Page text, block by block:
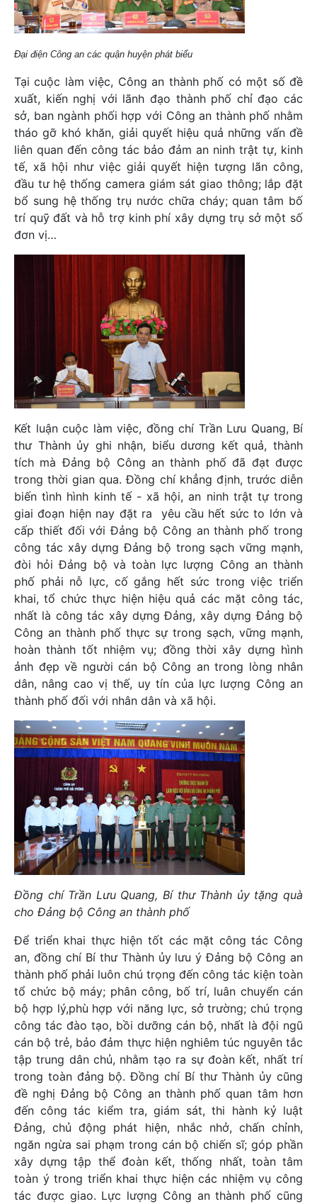
Đại điện Công an các quận huyện phát biểu
Tại cuộc làm việc, Công an thành phố có một số đề
xuất, kiến nghị với lãnh đạo thành phố chỉ đạo các
sở, ban ngành phối hợp với Công an thành phố nhằm
tháo gỡ khó khăn, giải quyết hiệu quả những vấn đề
liên quan đến công tác bảo đảm an ninh trật tự, kinh
tế, xã hội như việc giải quyết hiện tượng lãn công,
đầu tư hệ thống camera giám sát giao thông; lắp đặt
bổ sung hệ thống trụ nước chữa cháy; quan tâm bố
trí quỹ đất và hỗ trợ kinh phí xây dựng trụ sở một số
đơn vị…
Kết luận cuộc làm việc, đồng chí Trần Lưu Quang, Bí
thư Thành ủy ghi nhận, biểu dương kết quả, thành
tích mà Đảng bộ Công an thành phố đã đạt được
trong thời gian qua. Đồng chí khẳng định, trước diễn
biến tình hình kinh tế - xã hội, an ninh trật tự trong
giai đoạn hiện nay đặt ra yêu cầu hết sức to lớn và
cấp thiết đối với Đảng bộ Công an thành phố trong
công tác xây dựng Đảng bộ trong sạch vững mạnh,
đòi hỏi Đảng bộ và toàn lực lượng Công an thành
phố phải nỗ lực, cố gắng hết sức trong việc triển
khai, tổ chức thực hiện hiệu quả các mặt công tác,
nhất là công tác xây dựng Đảng, xây dựng Đảng bộ
Công an thành phố thực sự trong sạch, vững mạnh,
hoàn thành tốt nhiệm vụ; đồng thời xây dựng hình
ảnh đẹp về người cán bộ Công an trong lòng nhân
dân, nâng cao vị thế, uy tín của lực lượng Công an
thành phố đối với nhân dân và xã hội.
Đồng chí Trần Lưu Quang, Bí thư Thành ủy tặng quà
cho Đảng bộ Công an thành phố
Để triển khai thực hiện tốt các mặt công tác Công
an, đồng chí Bí thư Thành ủy lưu ý Đảng bộ Công an
thành phố phải luôn chú trọng đến công tác kiện toàn
tổ chức bộ máy; phân công, bố trí, luân chuyển cán
bộ hợp lý,phù hợp với năng lực, sở trường; chú trọng
công tác đào tạo, bồi dưỡng cán bộ, nhất là đội ngũ
cán bộ trẻ, bảo đảm thực hiện nghiêm túc nguyên tắc
tập trung dân chủ, nhằm tạo ra sự đoàn kết, nhất trí
trong toàn đảng bộ. Đồng chí Bí thư Thành ủy cũng
đề nghị Đảng bộ Công an thành phố quan tâm hơn
đến công tác kiểm tra, giám sát, thi hành kỷ luật
Đảng, chủ động phát hiện, nhắc nhở, chấn chỉnh,
ngăn ngừa sai phạm trong cán bộ chiến sĩ; góp phần
xây dựng tập thể đoàn kết, thống nhất, toàn tâm
toàn ý trong triển khai thực hiện các nhiệm vụ công
tác được giao. Lực lượng Công an thành phố cũng